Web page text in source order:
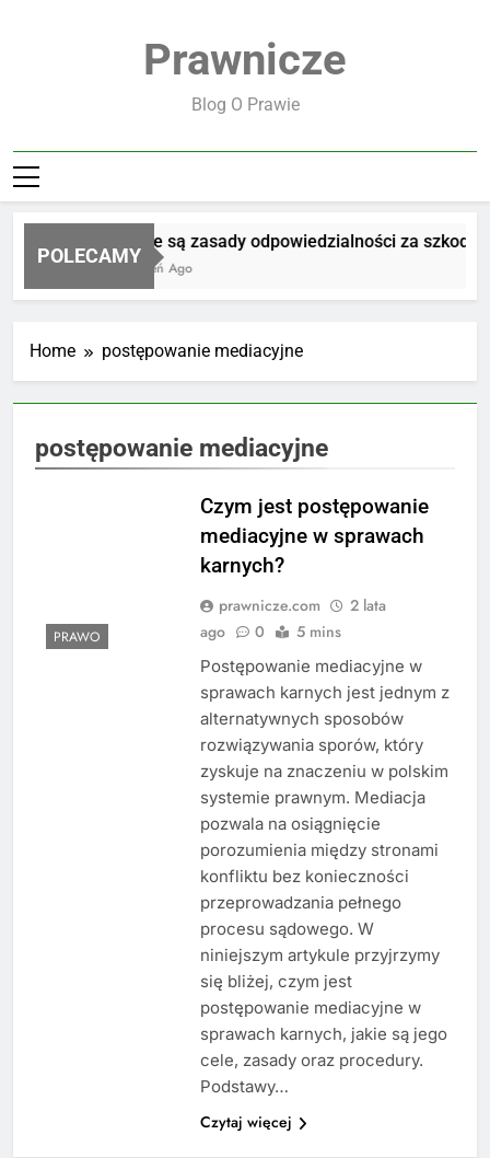
Prawnicze
Blog O Prawie
POLECAMY
Jakie są zasady odpowiedzialności za szkodę
1 Dzień Ago
Home postępowanie mediacyjne
postępowanie mediacyjne
PRAWO
Czym jest postępowanie
mediacyjne w sprawach
karnych?
prawnicze.com
2 lata
ago
0 5 mins
Postępowanie mediacyjne w
sprawach karnych jest jednym z
alternatywnych sposobów
rozwiązywania sporów, który
zyskuje na znaczeniu w polskim
systemie prawnym. Mediacja
pozwala na osiągnięcie
porozumienia między stronami
konfliktu bez konieczności
przeprowadzania pełnego
procesu sądowego. W
niniejszym artykule przyjrzymy
się bliżej, czym jest
postępowanie mediacyjne w
sprawach karnych, jakie są jego
cele, zasady oraz procedury.
Podstawy…
Czytaj więcej